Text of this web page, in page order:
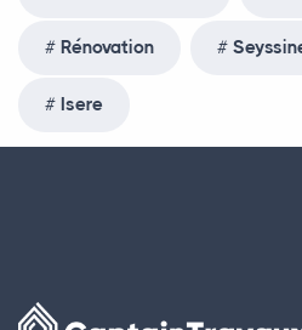
Rénovation
Isere